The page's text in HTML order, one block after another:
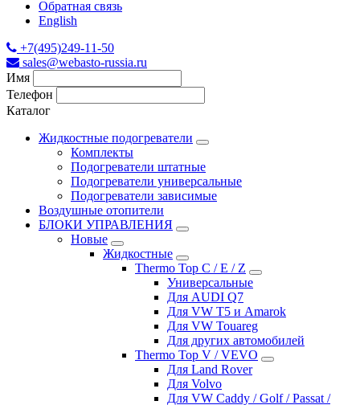
Обратная связь
English
+7(495)249-11-50
sales@webasto-russia.ru
Имя
Телефон
Каталог
Жидкостные подогреватели
Комплекты
Подогреватели штатные
Подогреватели универсальные
Подогреватели зависимые
Воздушные отопители
БЛОКИ УПРАВЛЕНИЯ
Новые
Жидкостные
Thermo Top C / E / Z
Универсальные
Для AUDI Q7
Для VW T5 и Amarok
Для VW Touareg
Для других автомобилей
Thermo Top V / VEVO
Для Land Rover
Для Volvo
Для VW Caddy / Golf / Passat /